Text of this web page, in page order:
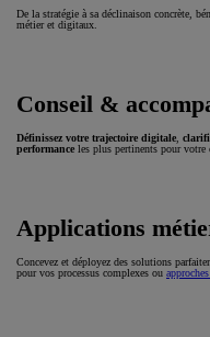
De la stratégie à sa déclinaison concrète,
métier et digitaux.
Conseil &
Définissez votre trajectoire digitale
performance les plus pertinents pour votre
Applications
Concevez et déployez des solutions
pour vos processus complexes ou